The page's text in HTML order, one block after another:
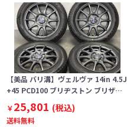
【美品 バリ溝】ヴェルヴァ 14in 4.5J
+45 PCD100 ブリヂストン ブリザ…
￥25,801 (税込)
送料無料